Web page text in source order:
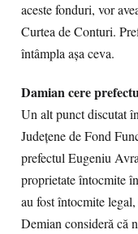
aceste fonduri, vor
Curtea de Conturi.
întâmpla aşa ceva.
Damian cere
Un alt punct discutat
Judeţene de Fond
prefectul Eugeniu
proprietate întocmite
au fost întocmite
Demian consideră că